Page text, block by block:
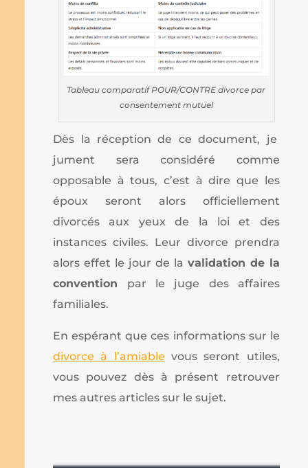
Tableau comparatif POUR/CONTRE divorce par
consentement mutuel
Dès la réception de ce document, je
jument sera considéré comme
opposable à tous, c’est à dire que les
époux seront alors officiellement
divorcés aux yeux de la loi et des
instances civiles. Leur divorce prendra
alors effet le jour de la validation de la
convention par le juge des affaires
familiales.
En espérant que ces informations sur le
divorce à l’amiable vous seront utiles,
vous pouvez dès à présent retrouver
mes autres articles sur le sujet.